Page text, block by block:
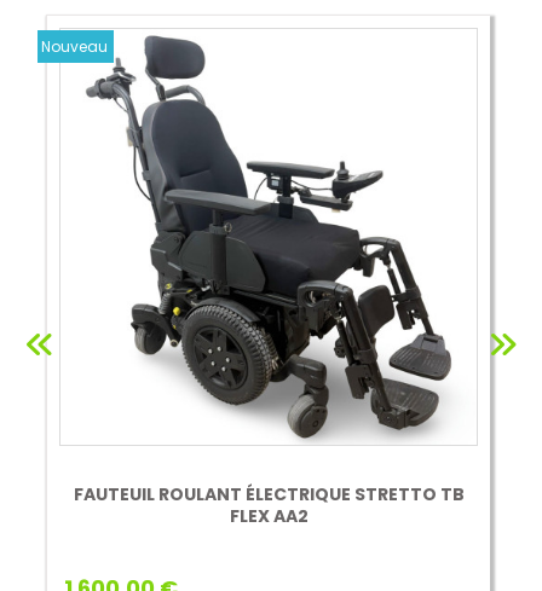
Nouveau
FAUTEUIL ROULANT ÉLECTRIQUE STRETTO TB
FLEX AA2